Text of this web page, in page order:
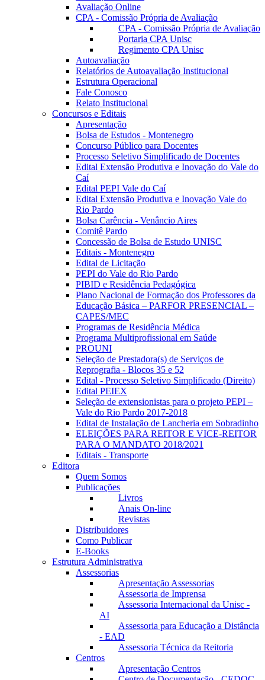
Avaliação Online
CPA - Comissão Própria de Avaliação
CPA - Comissão Própria de Avaliação
Portaria CPA Unisc
Regimento CPA Unisc
Autoavaliação
Relatórios de Autoavaliação Institucional
Estrutura Operacional
Fale Conosco
Relato Institucional
Concursos e Editais
Apresentação
Bolsa de Estudos - Montenegro
Concurso Público para Docentes
Processo Seletivo Simplificado de Docentes
Edital Extensão Produtiva e Inovação do Vale do
Caí
Edital PEPI Vale do Caí
Edital Extensão Produtiva e Inovação Vale do
Rio Pardo
Bolsa Carência - Venâncio Aires
Comitê Pardo
Concessão de Bolsa de Estudo UNISC
Editais - Montenegro
Edital de Licitação
PEPI do Vale do Rio Pardo
PIBID e Residência Pedagógica
Plano Nacional de Formação dos Professores da
Educação Básica – PARFOR PRESENCIAL –
CAPES/MEC
Programas de Residência Médica
Programa Multiprofissional em Saúde
PROUNI
Seleção de Prestadora(s) de Serviços de
Reprografia - Blocos 35 e 52
Edital - Processo Seletivo Simplificado (Direito)
Edital PEIEX
Seleção de extensionistas para o projeto PEPI –
Vale do Rio Pardo 2017-2018
Edital de Instalação de Lancheria em Sobradinho
ELEIÇÕES PARA REITOR E VICE-REITOR
PARA O MANDATO 2018/2021
Editais - Transporte
Editora
Quem Somos
Publicações
Livros
Anais On-line
Revistas
Distribuidores
Como Publicar
E-Books
Estrutura Administrativa
Assessorias
Apresentação Assessorias
Assessoria de Imprensa
Assessoria Internacional da Unisc -
AI
Assessoria para Educação a Distância
- EAD
Assessoria Técnica da Reitoria
Centros
Apresentação Centros